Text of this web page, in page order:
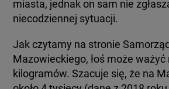
miasta, jednak on sam nie
niecodziennej sytuacji.
Jak czytamy na stronie
Mazowieckiego, łoś może
kilogramów. Szacuje się, że na